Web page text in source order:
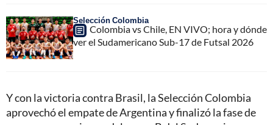
Selección Colombia
Colombia vs Chile, EN VIVO; hora y dónde
ver el Sudamericano Sub-17 de Futsal 2026
Y con la victoria contra Brasil, la Selección Colombia
aprovechó el empate de Argentina y finalizó la fase de